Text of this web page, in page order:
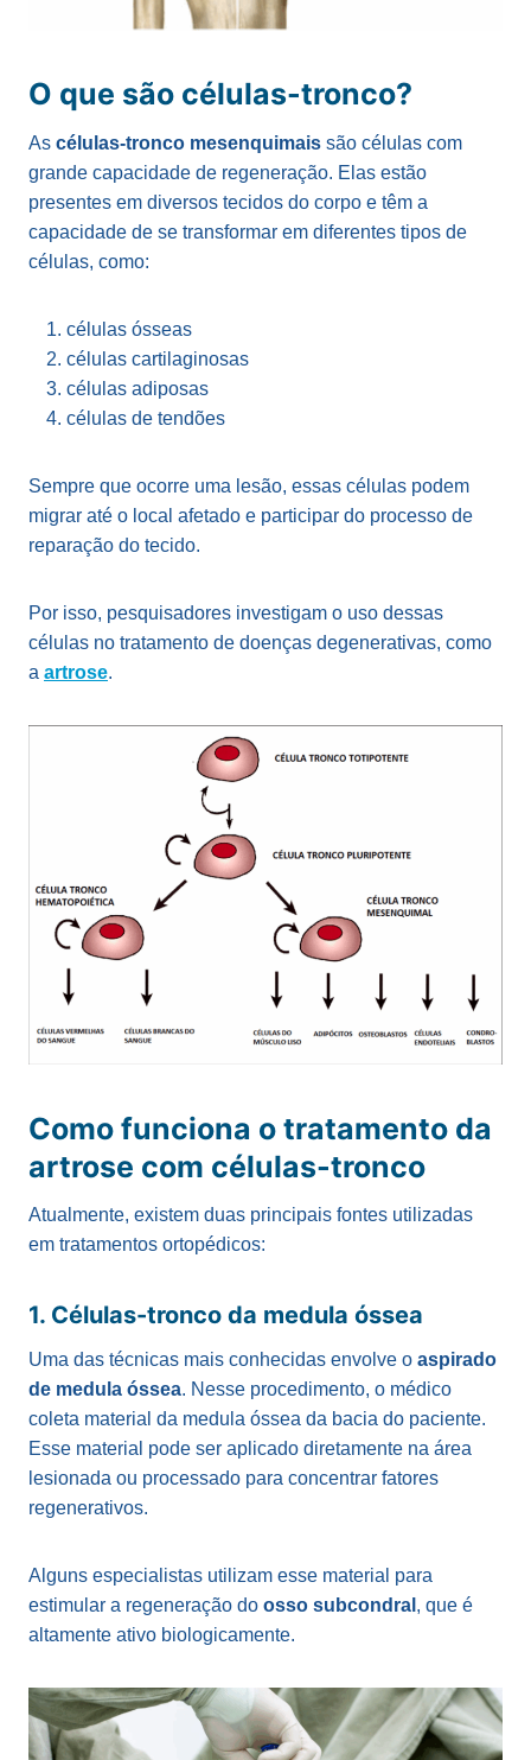
O que são células-tronco?
As células-tronco mesenquimais são células com
grande capacidade de regeneração. Elas estão
presentes em diversos tecidos do corpo e têm a
capacidade de se transformar em diferentes tipos de
células, como:
células ósseas
células cartilaginosas
células adiposas
células de tendões
Sempre que ocorre uma lesão, essas células podem
migrar até o local afetado e participar do processo de
reparação do tecido.
Por isso, pesquisadores investigam o uso dessas
células no tratamento de doenças degenerativas, como
a artrose.
Como funciona o tratamento da
artrose com células-tronco
Atualmente, existem duas principais fontes utilizadas
em tratamentos ortopédicos:
1. Células-tronco da medula óssea
Uma das técnicas mais conhecidas envolve o aspirado
de medula óssea. Nesse procedimento, o médico
coleta material da medula óssea da bacia do paciente.
Esse material pode ser aplicado diretamente na área
lesionada ou processado para concentrar fatores
regenerativos.
Alguns especialistas utilizam esse material para
estimular a regeneração do osso subcondral , que é
altamente ativo biologicamente.